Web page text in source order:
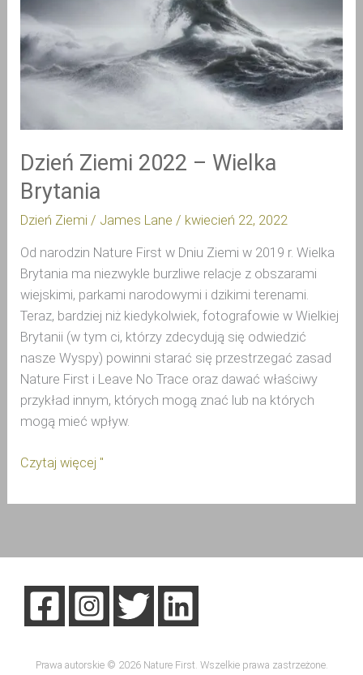
Dzień Ziemi 2022 – Wielka
Brytania
Dzień Ziemi / James Lane / kwiecień 22, 2022
Od narodzin Nature First w Dniu Ziemi w 2019 r. Wielka
Brytania ma niezwykle burzliwe relacje z obszarami
wiejskimi, parkami narodowymi i dzikimi terenami.
Teraz, bardziej niż kiedykolwiek, fotografowie w Wielkiej
Brytanii (w tym ci, którzy zdecydują się odwiedzić
nasze Wyspy) powinni starać się przestrzegać zasad
Nature First i Leave No Trace oraz dawać właściwy
przykład innym, których mogą znać lub na których
mogą mieć wpływ.
Wielka
Brytania
Czytaj więcej "
Prawa autorskie © 2026 Nature First. Wszelkie prawa zastrzeżone.